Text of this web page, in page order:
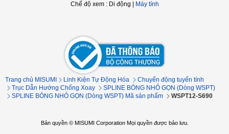
Chế độ xem: Di động Máy tính
Trang chủ MISUMI Linh Kiện Tự Động Hóa
Chuyển động tuyến tính
Trục Dẫn Hướng Chống Xoay
SPLINE BÓNG NHỎ GỌN (Dòng WSPT)
SPLINE BÓNG NHỎ GỌN (Dòng WSPT) Mã sản phẩm
WSPT12-S690
Bản quyền © MISUMI Corporation Mọi quyền được bảo lưu.